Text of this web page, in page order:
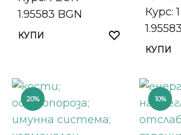
1.95583 BGN
КУПИ
Курс:
КУПИ
20% 10%